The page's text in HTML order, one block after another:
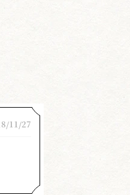
自分
て１
に上
高い一
11/27